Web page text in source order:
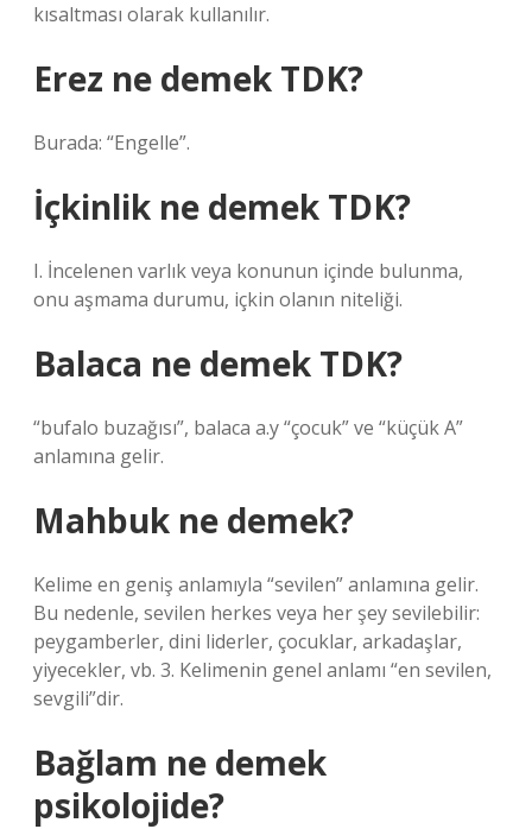
kısaltması olarak kullanılır.
Erez ne demek TDK?
Burada: “Engelle”.
İçkinlik ne demek TDK?
I. İncelenen varlık veya konunun içinde bulunma,
onu aşmama durumu, içkin olanın niteliği.
Balaca ne demek TDK?
“bufalo buzağısı”, balaca a.y “çocuk” ve “küçük A”
anlamına gelir.
Mahbuk ne demek?
Kelime en geniş anlamıyla “sevilen” anlamına gelir.
Bu nedenle, sevilen herkes veya her şey sevilebilir:
peygamberler, dini liderler, çocuklar, arkadaşlar,
yiyecekler, vb. 3. Kelimenin genel anlamı “en sevilen,
sevgili”dir.
Bağlam ne demek
psikolojide?